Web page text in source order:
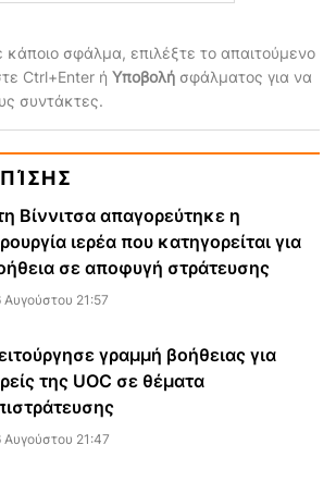
σφάλμα, επιλέξτε το απαιτούμενο
Ctrl+Enter ή Υποβολή σφάλματος για να
συντάκτες.
Βίννιτσα απαγορεύτηκε η
ιερέα που κατηγορείται για
σε αποφυγή στράτευσης
Αυγούστου 21:57
γραμμή βοήθειας για
της UOC σε θέματα
Αυγούστου 21:47